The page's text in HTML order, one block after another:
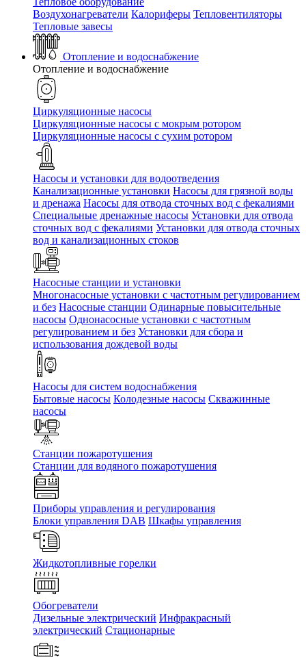
Воздухонагреватели Калориферы Тепловентиляторы
Тепловые завесы
Отопление и водоснабжение
Отопление и водоснабжение
Циркуляционные насосы
Циркуляционные насосы с мокрым ротором
Циркуляционные насосы с сухим ротором
Насосы и установки для водоотведения
Канализационные установки Насосы для грязной воды
и дренажа Насосы для отвода сточных вод c фекалиями
Специальные дренажные насосы Установки для отвода
сточных вод c фекалиями Установки для отвода сточных
вод и канализационных стоков
Насосные станции и установки
Многонасосные установки с частотным регулированием
и без Насосные станции Одинарные повысительные
насосы Однонасосные установки с частотным
регулированием и без Установки для сбора и
использования дождевой воды
Насосы для систем водоснабжения
Бытовые насосы Колодезные насосы Скважинные
насосы
Станции пожаротушения
Станции для водяного пожаротушения
Приборы управления и регулирования
Блоки управления DAB Шкафы управления
Жидкотопливные горелки
Обогреватели
Дизельные электрический Инфракрасный
электрический Стационарные